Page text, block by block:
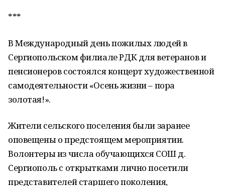
***
В Международный день пожилых людей в
Сергиопольском филиале РДК для ветеранов и
пенсионеров состоялся концерт художественной
самодеятельности «Осень жизни – пора
золотая!».
Жители сельского поселения были заранее
оповещены о предстоящем мероприятии.
Волонтеры из числа обучающихся СОШ д.
Сергиополь с открытками лично посетили
представителей старшего поколения,